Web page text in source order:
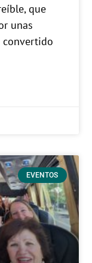
que
unas
convertido
EVENTOS